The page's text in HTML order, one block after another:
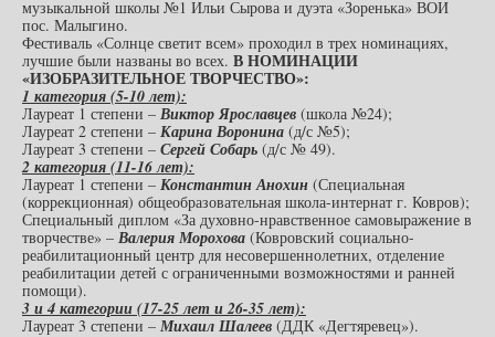
музыкальной школы №1 Ильи Сырова и дуэта «Зоренька» ВОИ
пос. Малыгино.
Фестиваль «Солнце светит всем» проходил в трех номинациях,
лучшие были названы во всех. В НОМИНАЦИИ
«ИЗОБРАЗИТЕЛЬНОЕ ТВОРЧЕСТВО»:
1 категория (5-10 лет):
Лауреат 1 степени – Виктор Ярославцев (школа №24);
Лауреат 2 степени – Карина Воронина (д/с №5);
Лауреат 3 степени – Сергей Собарь (д/с № 49).
2 категория (11-16 лет):
Лауреат 1 степени – Константин Анохин (Специальная
(коррекционная) общеобразовательная школа-интернат г. Ковров);
Специальный диплом «За духовно-нравственное самовыражение в
творчестве» – Валерия Морохова (Ковровский социально-
реабилитационный центр для несовершеннолетних, отделение
реабилитации детей с ограниченными возможностями и ранней
помощи).
3 и 4 категории (17-25 лет и 26-35 лет):
Лауреат 3 степени – Михаил Шалеев (ДДК «Дегтяревец»).